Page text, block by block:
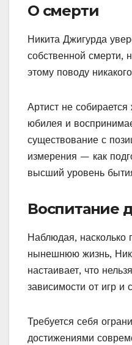
О смерти
Никита Джигурда
собственной смерти,
этому поводу
Артист не собирается
юбилея и
существование с
измерения — как
высший уровень
Воспитание
Наблюдая, насколько
нынешнюю жизнь,
настаивает, что
зависимости от игр и
Требуется себя
достижениями